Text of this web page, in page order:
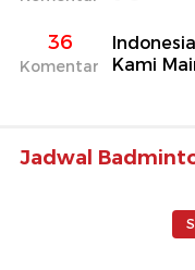
36
Komentar
Kami
Jadwal